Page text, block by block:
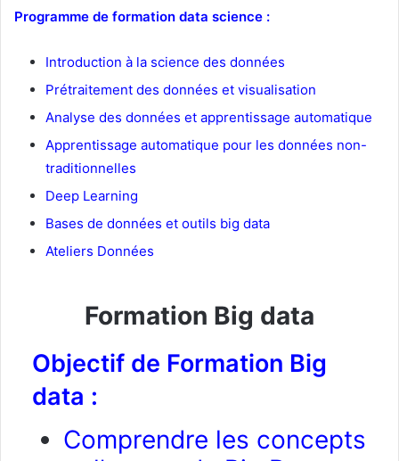
Programme de formation data science :
Introduction à la science des données
Prétraitement des données et visualisation
Analyse des données et apprentissage automatique
Apprentissage automatique pour les données non-
traditionnelles
Deep Learning
Bases de données et outils big data
Ateliers Données
Formation Big data
Objectif de Formation Big
data :
Comprendre les concepts